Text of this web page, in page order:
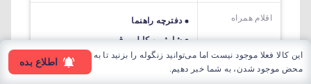
اقلام همراه
دفترچه راهنما
شارژر و کابل برق
این کالا فعلا موجود نیست اما می‌توانید زنگوله را بزنید تا به
محض موجود شدن، به شما خبر دهیم.
اطلاع بده